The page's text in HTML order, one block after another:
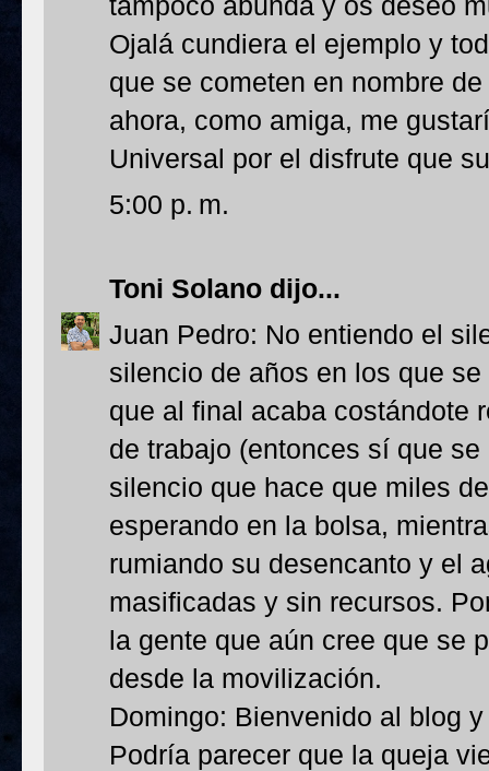
Ojalá cundiera el ejemplo y
que se cometen en nombre
ahora, como amiga, me
Universal por el disfrute que
5:00 p. m.
Toni Solano dijo...
Juan Pedro: No entiendo el
silencio de años en los que
que al final acaba costándote
de trabajo (entonces sí que
silencio que hace que miles
esperando en la bolsa,
rumiando su desencanto y el
masificadas y sin recursos.
la gente que aún cree que se
desde la movilización.
Domingo: Bienvenido al blog
Podría parecer que la queja